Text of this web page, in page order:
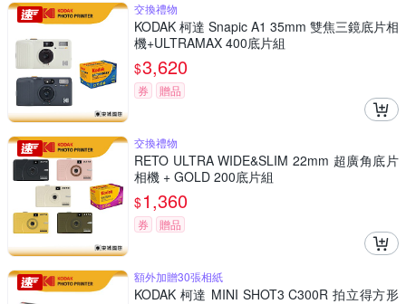
交換禮物
KODAK 柯達 Snapic A1 35mm 雙焦三鏡底片相
機+ULTRAMAX 400底片組
$3,620
券 贈品
交換禮物
RETO ULTRA WIDE&SLIM 22mm 超廣角底片
相機 + GOLD 200底片組
$1,360
券 贈品
額外加贈30張相紙
KODAK 柯達 MINI SHOT3 C300R 拍立得方形